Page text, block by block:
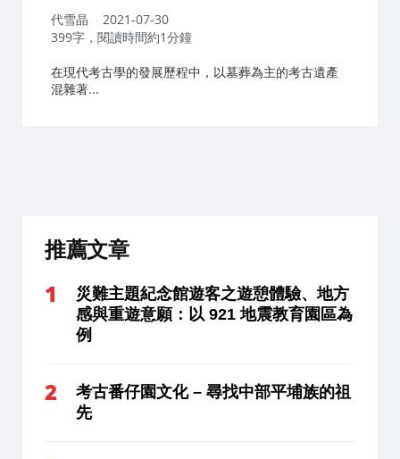
作
者：
代雪晶
2021-07-30
399字，閱讀時間約1分鐘
在現代考古學的發展歷程中，以墓葬為主的考古遺產
混雜著...
推薦文章
災難主題紀念館遊客之遊憩體驗、地方
感與重遊意願：以 921 地震教育園區為
例
考古番仔園文化 – 尋找中部平埔族的祖
先